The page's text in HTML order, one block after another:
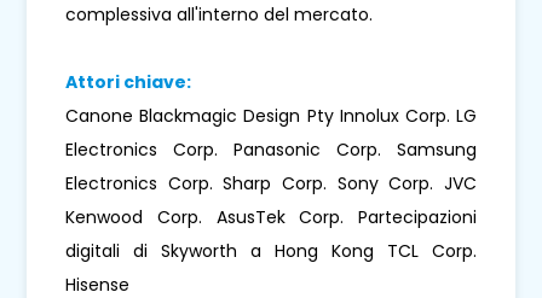
complessiva all'interno del mercato.
Attori chiave:
Canone Blackmagic Design Pty Innolux Corp. LG
Electronics Corp. Panasonic Corp. Samsung
Electronics Corp. Sharp Corp. Sony Corp. JVC
Kenwood Corp. AsusTek Corp. Partecipazioni
digitali di Skyworth a Hong Kong TCL Corp.
Hisense